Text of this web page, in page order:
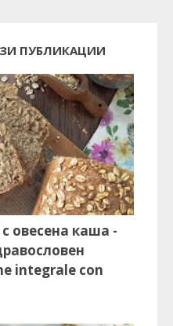
ПУБЛИКАЦИИ
овесена каша -
integrale con